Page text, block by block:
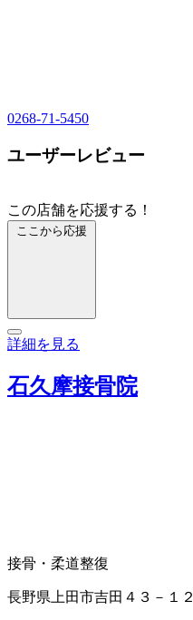
0268-71-5450
ユーザーレビュー
この店舗を応援する！
ここから応援
詳細を見る
石久摩接骨院
接骨・柔道整復
長野県上田市吉田４３－１２